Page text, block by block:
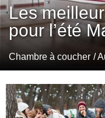
Les
pour l’été
Chambre à coucher /